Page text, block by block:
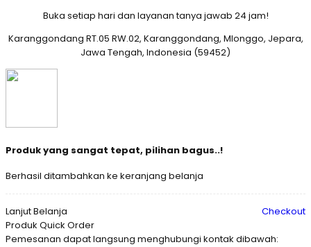
Buka setiap hari dan layanan tanya jawab 24 jam!
Karanggondang RT.05 RW.02, Karanggondang, Mlonggo, Jepara,
Jawa Tengah, Indonesia (59452)
Produk yang sangat tepat, pilihan bagus..!
Berhasil ditambahkan ke keranjang belanja
Lanjut Belanja
Checkout
Produk Quick Order
Pemesanan dapat langsung menghubungi kontak dibawah: